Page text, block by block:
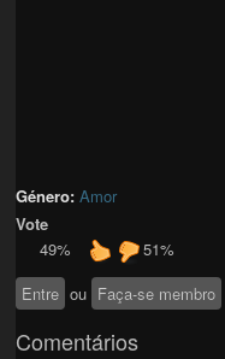
Género:Amor
Vote
49%
51%
Entre ou Faça-se membro
Comentários